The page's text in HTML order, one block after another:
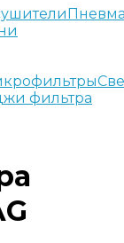
фильтра